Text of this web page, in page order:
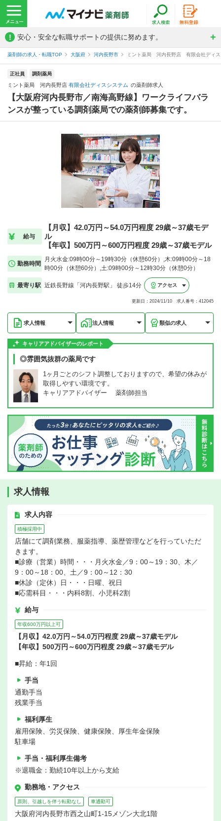
! 安心・安全な転職サポートの提供に努めます。
薬剤師の求人・転職TOP 大阪府 河内長野市 ミント薬局 河内長野店 有限会社ディス
正社員 調剤薬局
ミント薬局 河内長野店 有限会社ディスシステム の薬剤師求人
【大阪府河内長野市／南海高野線】ワークライフバラ
ンスが整っている調剤薬局での薬剤師募集です。
給与
【月収】42.0万円～54.0万円程度 29歳～37歳モデ
ル
【年収】500万円～600万円程度 29歳～37歳モデル
勤務時間
月火水金:09時00分～19時30分（休憩60分）,木:09時00分～18
時00分（休憩60分）,土:09時00分～12時30分（休憩0分）
最寄り駅 近鉄長野線「河内長野駅」 徒歩14分 アクセス
更新日：2024/11/10 求人番号：412045
求人情報 法人情報 類似の求人
キャリアアドバイザーのレポート
◎雰囲気抜群の薬局です
1ヶ月ごとのシフト調整しておりますので、希望の休みが
取得しやすい環境です。
キャリアアドバイザー 薬剤師担当
求人情報
求人内容
積極採用中
店舗にて調剤業務、服薬指導、薬歴管理などを行っていただ
きます。
■診療（営業）時間・・・月火水金／9：00～19：30、木／
9：00～18：00、土／9：00～12：30
■休診（定休）日・・・日曜、祝日
■応需科目・・・内科8割、小児科2割
給与
年収600万円以上可
【月収】42.0万円～54.0万円程度 29歳～37歳モデル
【年収】500万円～600万円程度 29歳～37歳モデル
■昇給：年1回
手当
通勤手当
残業手当
福利厚生
雇用保険、労災保険、健康保険、厚生年金保険
駐車場
手当・福利厚生備考
※退職金：勤続10年以上から支給
勤務地・アクセス
原則、引越しを伴う転勤なし 車通勤可
大阪府河内長野市西之山町1-15メゾン大北1階